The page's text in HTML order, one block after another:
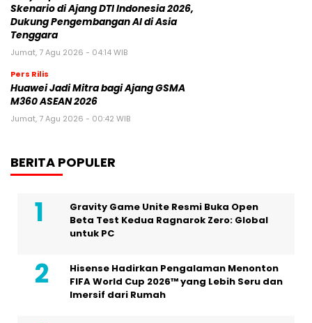
Skenario di Ajang DTI Indonesia 2026,
Dukung Pengembangan AI di Asia
Tenggara
Jumat, 7 Agu 2026 - 04:14 WIB
Pers Rilis
Huawei Jadi Mitra bagi Ajang GSMA
M360 ASEAN 2026
Jumat, 7 Agu 2026 - 00:42 WIB
BERITA POPULER
Gravity Game Unite Resmi Buka Open
Beta Test Kedua Ragnarok Zero: Global
untuk PC
Hisense Hadirkan Pengalaman Menonton
FIFA World Cup 2026™ yang Lebih Seru dan
Imersif dari Rumah